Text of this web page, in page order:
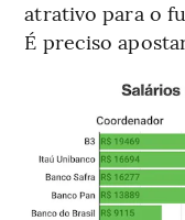
atrativo para o
É preciso